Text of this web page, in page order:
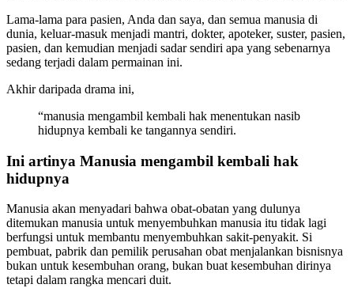
Lama-lama para pasien, Anda dan saya, dan semua manusia di
dunia, keluar-masuk menjadi mantri, dokter, apoteker, suster, pasien,
pasien, dan kemudian menjadi sadar sendiri apa yang sebenarnya
sedang terjadi dalam permainan ini.
Akhir daripada drama ini,
“manusia mengambil kembali hak menentukan nasib
hidupnya kembali ke tangannya sendiri.
Ini artinya Manusia mengambil kembali hak
hidupnya
Manusia akan menyadari bahwa obat-obatan yang dulunya
ditemukan manusia untuk menyembuhkan manusia itu tidak lagi
berfungsi untuk membantu menyembuhkan sakit-penyakit. Si
pembuat, pabrik dan pemilik perusahan obat menjalankan bisnisnya
bukan untuk kesembuhan orang, bukan buat kesembuhan dirinya
tetapi dalam rangka mencari duit.